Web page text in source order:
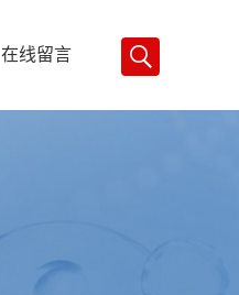
在线留言